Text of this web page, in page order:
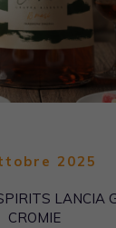
2025
LANCIA
CROMIE